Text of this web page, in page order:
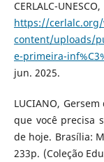
CERLALC-
https://
content/uploads/
e-primeira-
jun. 2025.
LUCIANO,
que você precisa
de hoje. Brasília:
233p. (Coleção